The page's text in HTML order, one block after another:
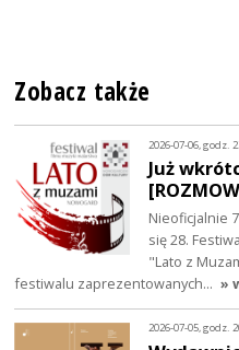
Zobacz także
2026-07-06, godz.
Już
Nieoficjalnie
się 28.
"Lato z
festiwalu zaprezentowanych… »
2026-07-05, godz.